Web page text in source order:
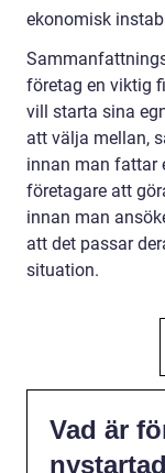
ekonomisk
företag en viktig
vill starta sina
att välja mellan,
innan man fattar
företagare att
innan man
att det passar
situation.
Vad är